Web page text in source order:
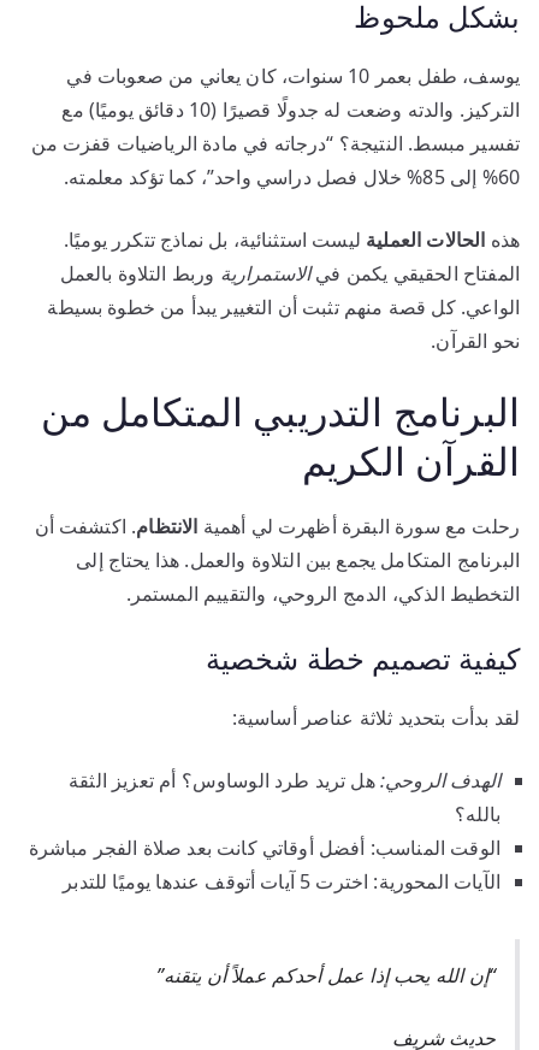
بشكل ملحوظ
يوسف، طفل بعمر 10 سنوات، كان يعاني من صعوبات في
التركيز. والدته وضعت له جدولًا قصيرًا (10 دقائق يوميًا) مع
تفسير مبسط. النتيجة؟ “درجاته في مادة الرياضيات قفزت من
60% إلى 85% خلال فصل دراسي واحد”، كما تؤكد معلمته.
هذه الحالات العملية ليست استثنائية، بل نماذج تتكرر يوميًا.
المفتاح الحقيقي يكمن فيالاستمرارية وربط التلاوة بالعمل
الواعي. كل قصة منهم تثبت أن التغيير يبدأ من خطوة بسيطة
نحو القرآن.
البرنامج التدريبي المتكامل من
القرآن الكريم
رحلت مع سورة البقرة أظهرت لي أهمية الانتظام. اكتشفت أن
البرنامج المتكامل يجمع بين التلاوة والعمل. هذا يحتاج إلى
التخطيط الذكي، الدمج الروحي، والتقييم المستمر.
كيفية تصميم خطة شخصية
لقد بدأت بتحديد ثلاثة عناصر أساسية:
الهدف الروحي:هل تريد طرد الوساوس؟ أم تعزيز الثقة
بالله؟
الوقت المناسب: أفضل أوقاتي كانت بعد صلاة الفجر مباشرة
الآيات المحورية: اخترت 5 آيات أتوقف عندها يوميًا للتدبر
“إن الله يحب إذا عمل أحدكم عملاً أن يتقنه”
حديث شريف